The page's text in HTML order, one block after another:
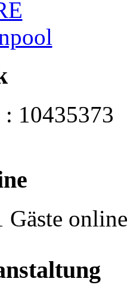
: 10435373
Gäste online